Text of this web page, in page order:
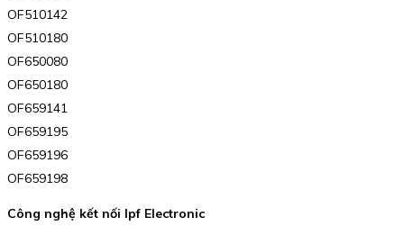
OF510142
OF510180
OF650080
OF650180
OF659141
OF659195
OF659196
OF659198
Công nghệ kết nối Ipf Electronic